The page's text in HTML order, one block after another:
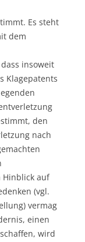
Es steht
dem
insoweit
Klagepatents
den
nach
Hinblick auf
(vgl.
vermag
einen
wird